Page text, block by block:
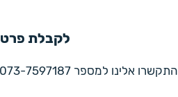
לקבלת
התקשרו אלינו למספר 073-7597187 או מלאו את פרטיכם בטופס צור קשר ונחזור בהקדם